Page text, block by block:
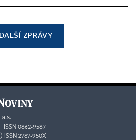
DALŠÍ ZPRÁVY
a.s.
0862-9587
ISSN 2787-950X